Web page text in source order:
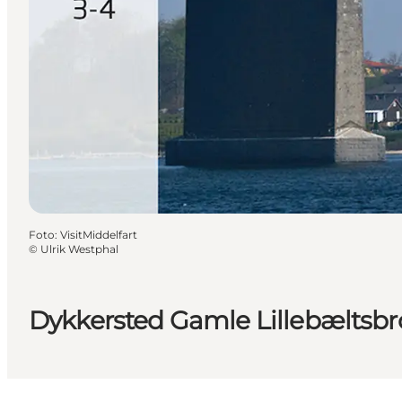
Dykkersted Gamle
Foto: VisitMiddelfart
© Ulrik Westphal